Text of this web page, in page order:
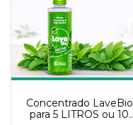
Concentrado LaveBio
para 5 LITROS ou 10